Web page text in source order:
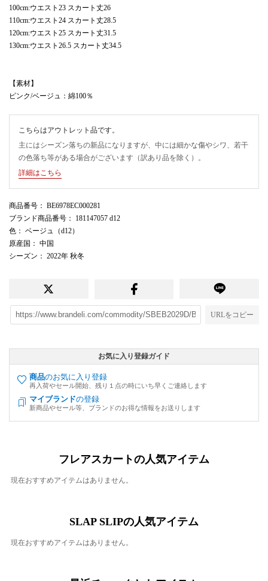
100cm:ウエスト23 スカート丈26
110cm:ウエスト24 スカート丈28.5
120cm:ウエスト25 スカート丈31.5
130cm:ウエスト26.5 スカート丈34.5
【素材】
ピンク/ベージュ：綿100％
こちらはアウトレット品です。
主にはシーズン落ちの新品になりますが、中には細かな傷やシワ、若干
の色落ち等がある場合がございます（訳あり品を除く）。
詳細はこちら
商品番号 ： BE6978EC000281
ブランド商品番号 ： 181147057 d12
色 ： ベージュ（d12）
原産国 ： 中国
シーズン ： 2022年 秋冬
URLをコピー
お気に入り登録ガイド
商品のお気に入り登録
再入荷やセール開始、残り１点の時にいち早くご連絡します
マイブランドの登録
新商品やセール等、ブランドのお得な情報をお送りします
フレアスカートの人気アイテム
現在おすすめアイテムはありません。
SLAP SLIPの人気アイテム
現在おすすめアイテムはありません。